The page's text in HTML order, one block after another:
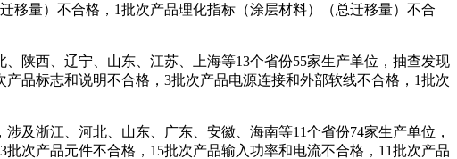
移量）不合格，1批次产品理化指标（涂层材料）（总迁移量）不合
陕西、辽宁、山东、江苏、上海等13个省份55家生产单位，抽查发现
品标志和说明不合格，3批次产品电源连接和外部软线不合格，1批次
浙江、河北、山东、广东、安徽、海南等11个省份74家生产单位，
次产品元件不合格，15批次产品输入功率和电流不合格，11批次产品